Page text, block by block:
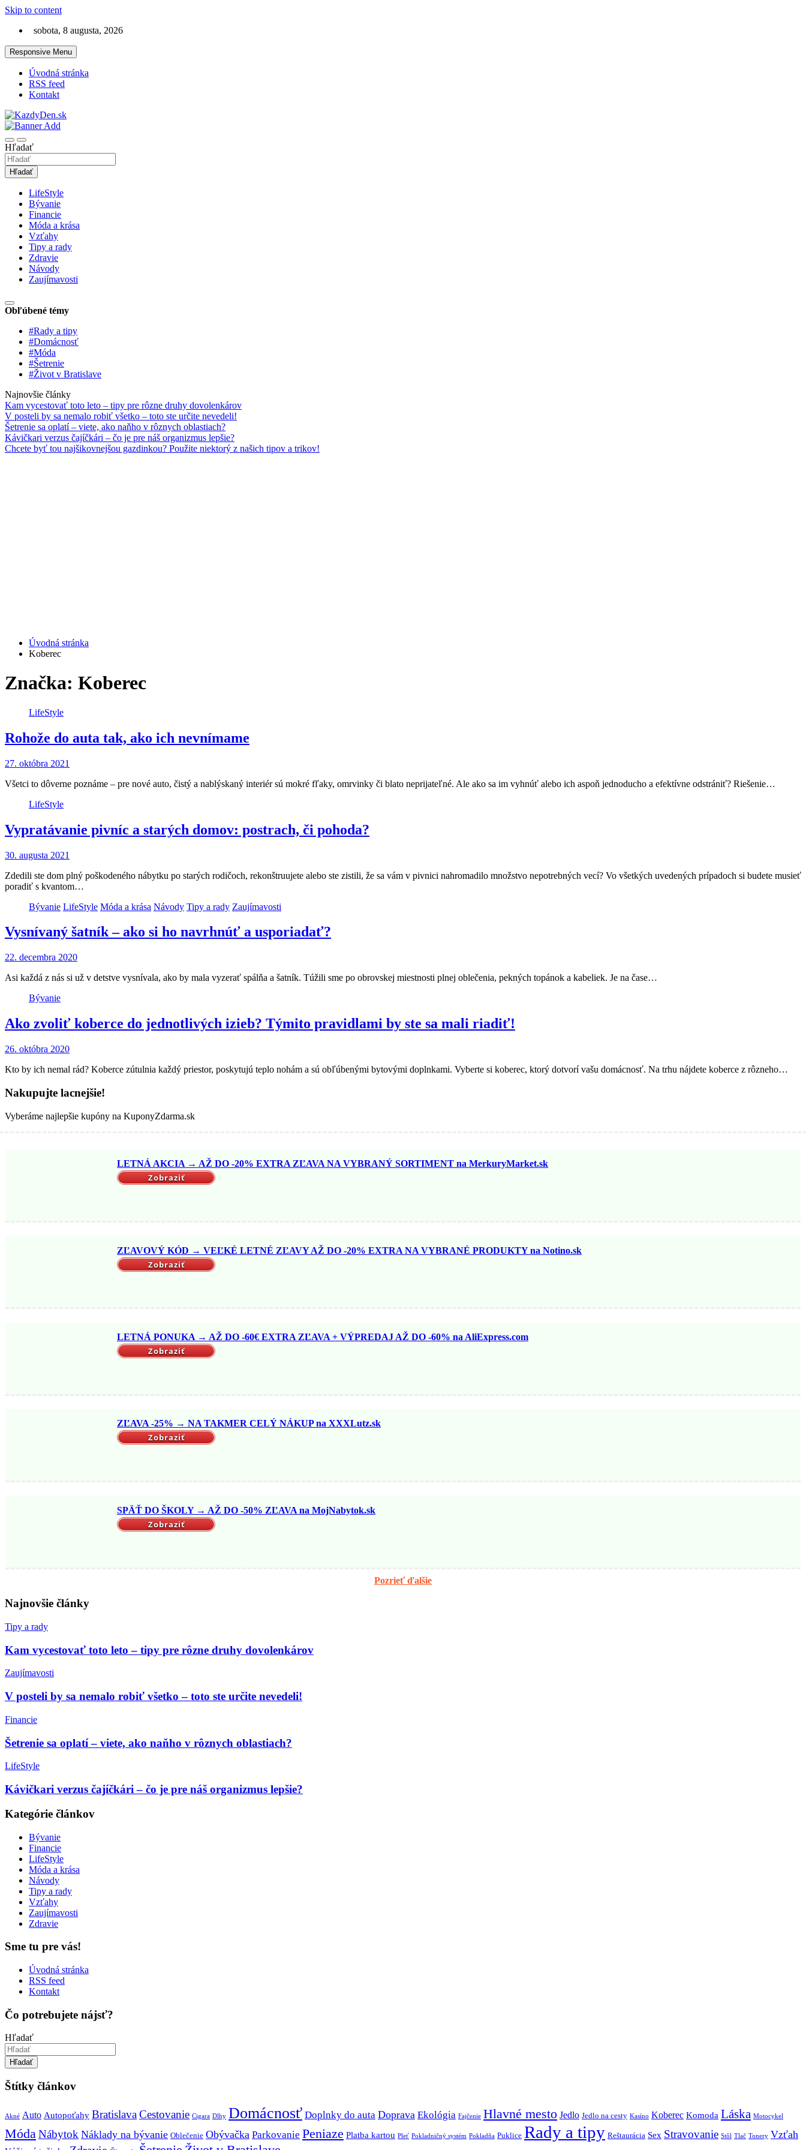
Skip to content
sobota, 8 augusta, 2026
Responsive Menu
Úvodná stránka
RSS feed
Kontakt
KazdyDen.sk
Hľadať
Hľadať
LifeStyle
Bývanie
Financie
Móda a krása
Vzťahy
Tipy a rady
Zdravie
Návody
Zaujímavosti
Obľúbené témy
#Rady a tipy
#Domácnosť
#Móda
#Šetrenie
#Život v Bratislave
Najnovšie články
Kam vycestovať toto leto – tipy pre rôzne druhy dovolenkárov
V posteli by sa nemalo robiť všetko – toto ste určite nevedeli!
Šetrenie sa oplatí – viete, ako naňho v rôznych oblastiach?
Kávičkari verzus čajíčkári – čo je pre náš organizmus lepšie?
Chcete byť tou najšikovnejšou gazdinkou? Použite niektorý z našich tipov a trikov!
Úvodná stránka
Koberec
Značka: Koberec
LifeStyle
Rohože do auta tak, ako ich nevnímame
27. októbra 2021
Všetci to dôverne poznáme – pre nové auto, čistý a nablýskaný interiér sú mokré fľaky, omrvinky či blato neprijateľné. Ale ako sa im vyhnúť alebo ich aspoň jednoducho a efektívne odstrániť? Riešenie…
LifeStyle
Vypratávanie pivníc a starých domov: postrach, či pohoda?
30. augusta 2021
Zdedili ste dom plný poškodeného nábytku po starých rodičoch, rekonštruujete alebo ste zistili, že sa vám v pivnici nahromadilo množstvo nepotrebných vecí? Vo všetkých uvedených prípadoch si budete musieť
poradiť s kvantom…
Bývanie LifeStyle Móda a krása Návody Tipy a rady Zaujímavosti
Vysnívaný šatník – ako si ho navrhnúť a usporiadať?
22. decembra 2020
Asi každá z nás si už v detstve vysnívala, ako by mala vyzerať spálňa a šatník. Túžili sme po obrovskej miestnosti plnej oblečenia, pekných topánok a kabeliek. Je na čase…
Bývanie
Ako zvoliť koberce do jednotlivých izieb? Týmito pravidlami by ste sa mali riadiť!
26. októbra 2020
Kto by ich nemal rád? Koberce zútulnia každý priestor, poskytujú teplo nohám a sú obľúbenými bytovými doplnkami. Vyberte si koberec, ktorý dotvorí vašu domácnosť. Na trhu nájdete koberce z rôzneho…
Nakupujte lacnejšie!
Vyberáme najlepšie kupóny na KuponyZdarma.sk
LETNÁ AKCIA → AŽ DO -20% EXTRA ZĽAVA NA VYBRANÝ SORTIMENT na MerkuryMarket.sk
Zobraziť
ZĽAVOVÝ KÓD → VEĽKÉ LETNÉ ZĽAVY AŽ DO -20% EXTRA NA VYBRANÉ PRODUKTY na Notino.sk
Zobraziť
LETNÁ PONUKA → AŽ DO -60€ EXTRA ZĽAVA + VÝPREDAJ AŽ DO -60% na AliExpress.com
Zobraziť
ZĽAVA -25% → NA TAKMER CELÝ NÁKUP na XXXLutz.sk
Zobraziť
SPÄŤ DO ŠKOLY → AŽ DO -50% ZĽAVA na MojNabytok.sk
Zobraziť
Pozrieť ďalšie
Najnovšie články
Tipy a rady
Kam vycestovať toto leto – tipy pre rôzne druhy dovolenkárov
Zaujímavosti
V posteli by sa nemalo robiť všetko – toto ste určite nevedeli!
Financie
Šetrenie sa oplatí – viete, ako naňho v rôznych oblastiach?
LifeStyle
Kávičkari verzus čajíčkári – čo je pre náš organizmus lepšie?
Kategórie článkov
Bývanie
Financie
LifeStyle
Móda a krása
Návody
Tipy a rady
Vzťahy
Zaujímavosti
Zdravie
Sme tu pre vás!
Úvodná stránka
RSS feed
Kontakt
Čo potrebujete nájsť?
Hľadať
Hľadať
Štítky článkov
Akné Auto Autopoťahy BratislavaCestovanie Cigara Dlhy Domácnosť Doplnky do auta Doprava Ekológia Fajčenie Hlavné mesto Jedlo Jedlo na cesty Kasíno Koberec Komoda Láska Motocykel
Móda Nábytok Náklady na bývanie Oblečenie Obývačka Parkovanie Peniaze Platba kartou Pleť Pokladničný systém Pokladňa Puklice Rady a tipy Reštaurácia Sex Stravovanie Stôl Tlač Tonery Vzťah